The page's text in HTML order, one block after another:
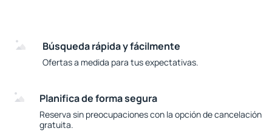
Búsqueda rápida y fácilmente
Ofertas a medida para tus expectativas.
Planifica de forma segura
Reserva sin preocupaciones con la opción de cancelación
gratuita.